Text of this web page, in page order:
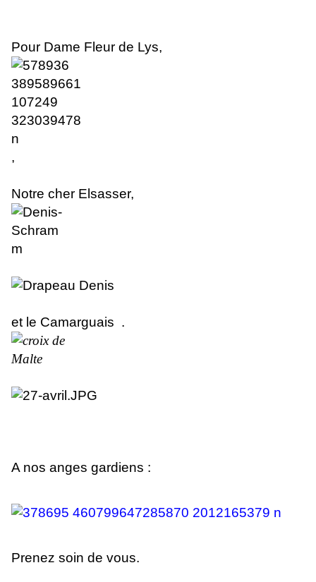
Pour Dame Fleur de Lys,
,
Notre cher Elsasser,
et le Camarguais .
A nos anges gardiens :
Prenez soin de vous.